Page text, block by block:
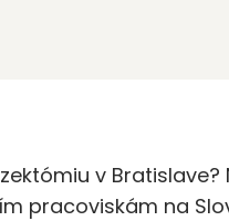
v Bratislave?
pracoviskám na